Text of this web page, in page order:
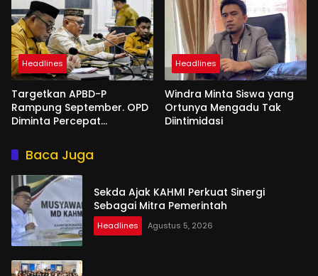
Headlines
Targetkan APBD-P
Rampung September. OPD
Diminta Percepat
Headlines
Windra Minta Siswa yang
Ortunya Mengadu Tak
Diintimidasi
Baca Juga
Sekda Ajak KAHMI Perkuat Sinergi
Sebagai Mitra Pemerintah
Headlines Agustus 5, 2026